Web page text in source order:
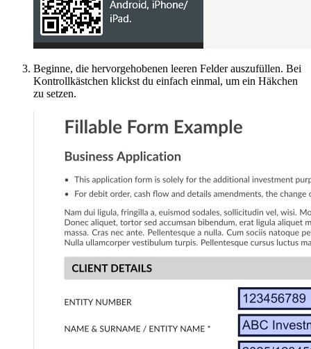
Beginne, die hervorgehobenen leeren Felder auszufüllen. Bei
Kontrollkästchen klickst du einfach einmal, um ein Häkchen
zu setzen.